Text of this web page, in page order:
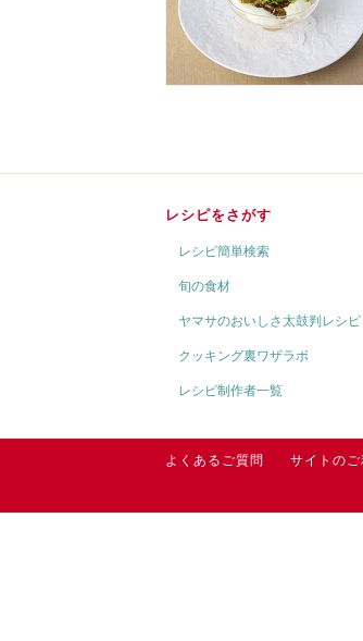
レシピをさがす
レシピ簡単検索
旬の食材
ヤマサのおいしさ太鼓判レシピ
クッキング裏ワザラボ
レシピ制作者一覧
よくあるご質問 サイトの